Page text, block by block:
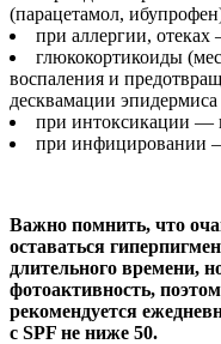
(парацетамол,
при аллергии,
глюкокортикоиды
воспаления и
десквамации эпидермиса
при интоксикации —
при инфицировании
Важно помнить, что
оставаться
длительного времени,
фотоактивность,
рекомендуется
с SPF не ниже 50.